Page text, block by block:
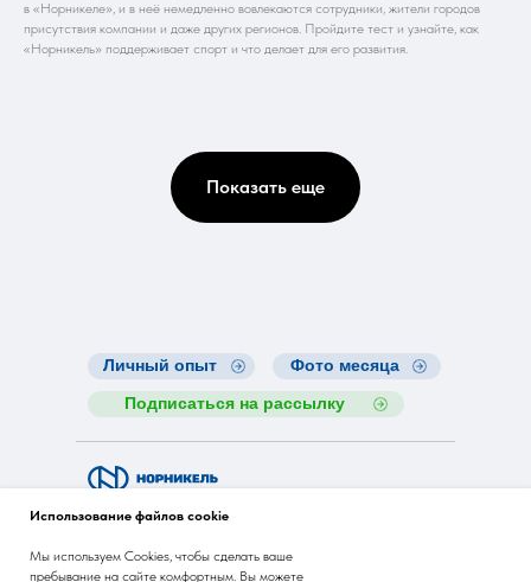
в «Норникеле», и в неё немедленно вовлекаются сотрудники, жители городов
присутствия компании и даже других регионов. Пройдите тест и узнайте, как
«Норникель» поддерживает спорт и что делает для его развития.
Показать еще
Личный опыт
Фото месяца
Подписаться на рассылку
Nornickel ESG Insights
pr@nornik.ru
Использование файлов cookie
Мы используем Cookies, чтобы сделать ваше
пребывание на сайте комфортным. Вы можете